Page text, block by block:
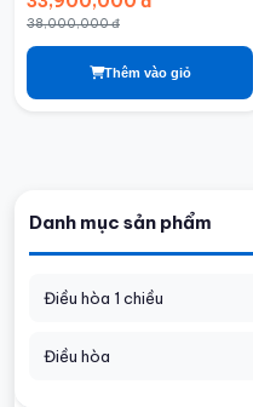
Danh mục sản phẩm
Điều hòa 1 chiều
Điều hòa
38,000,000 đ
Thêm vào giỏ